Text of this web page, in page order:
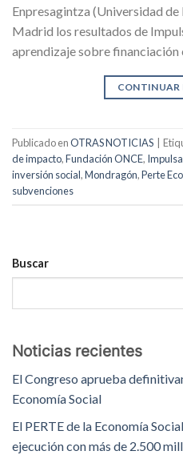
Enpresagintza (Universidad
Madrid los resultados de
aprendizaje sobre financiación
CONTINUAR
Publicado enOTRAS NOTICIAS
de impacto,Fundación ONCE,
inversión social,Mondragón,Perte
subvenciones
Buscar
Noticias recientes
El Congreso aprueba
Economía Social
El PERTE de la Economía
ejecución con más de 2.500